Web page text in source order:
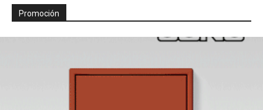
Promoción